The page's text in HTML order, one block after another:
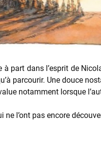
part dans l’esprit de
parcourir. Une douce
notamment lorsque
l’ont pas encore